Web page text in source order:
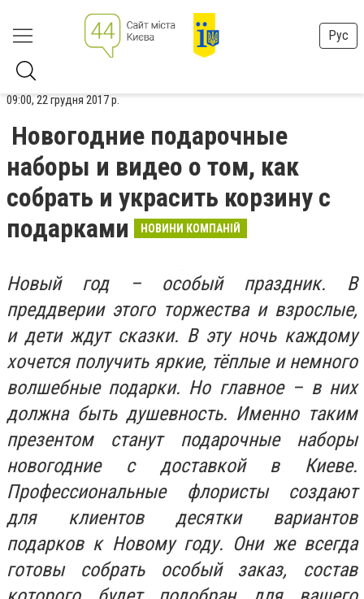
Рус
09:00, 22 грудня 2017 р.
Новогодние подарочные
наборы и видео о том, как
собрать и украсить корзину с
подарками
НОВИНИ КОМПАНІЙ
Новый год – особый праздник. В
преддверии этого торжества и взрослые,
и дети ждут сказки. В эту ночь каждому
хочется получить яркие, тёплые и немного
волшебные подарки. Но главное – в них
должна быть душевность. Именно таким
презентом станут подарочные наборы
новогодние с доставкой в Киеве.
Профессиональные флористы создают
для клиентов десятки вариантов
подарков к Новому году. Они же всегда
готовы собрать особый заказ, состав